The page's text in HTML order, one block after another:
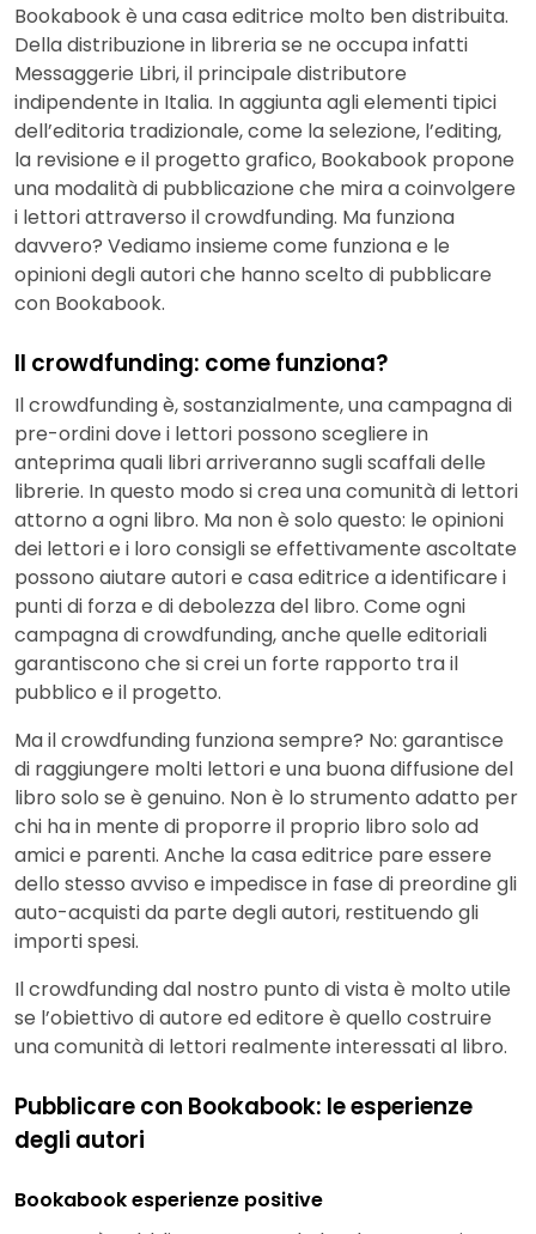
Bookabook è una casa editrice molto ben distribuita.
Della distribuzione in libreria se ne occupa infatti
Messaggerie Libri, il principale distributore
indipendente in Italia. In aggiunta agli elementi tipici
dell’editoria tradizionale, come la selezione, l’editing,
la revisione e il progetto grafico, Bookabook propone
una modalità di pubblicazione che mira a coinvolgere
i lettori attraverso il crowdfunding. Ma funziona
davvero? Vediamo insieme come funziona e le
opinioni degli autori che hanno scelto di pubblicare
con Bookabook.
Il crowdfunding: come funziona?
Il crowdfunding è, sostanzialmente, una campagna di
pre-ordini dove i lettori possono scegliere in
anteprima quali libri arriveranno sugli scaffali delle
librerie. In questo modo si crea una comunità di lettori
attorno a ogni libro. Ma non è solo questo: le opinioni
dei lettori e i loro consigli se effettivamente ascoltate
possono aiutare autori e casa editrice a identificare i
punti di forza e di debolezza del libro. Come ogni
campagna di crowdfunding, anche quelle editoriali
garantiscono che si crei un forte rapporto tra il
pubblico e il progetto.
Ma il crowdfunding funziona sempre? No: garantisce
di raggiungere molti lettori e una buona diffusione del
libro solo se è genuino. Non è lo strumento adatto per
chi ha in mente di proporre il proprio libro solo ad
amici e parenti. Anche la casa editrice pare essere
dello stesso avviso e impedisce in fase di preordine gli
auto-acquisti da parte degli autori, restituendo gli
importi spesi.
Il crowdfunding dal nostro punto di vista è molto utile
se l’obiettivo di autore ed editore è quello costruire
una comunità di lettori realmente interessati al libro.
Pubblicare con Bookabook: le esperienze
degli autori
Bookabook esperienze positive